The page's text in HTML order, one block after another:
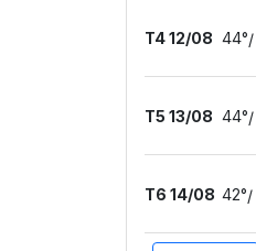
T4 12/08 44°/
T5 13/08 44°/
T6 14/08 42°/